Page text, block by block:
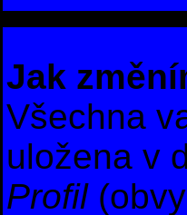
Jak
Všechna
uložena v
Profil